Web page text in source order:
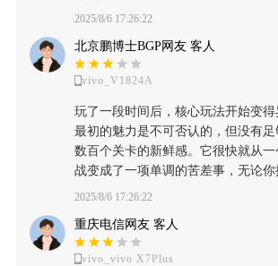
2025/8/6 17:26:22
北京鹏博士BGP网友 客人
vivo_V1824A
玩了一段时间后，核心玩法开始变
最初的魅力是不可否认的，但没有
数百个关卡的新鲜感。它很快就从
战变成了一项单调的苦差事，无论你
2025/8/6 17:26:22
重庆电信网友 客人
vivo_vivo X7Plus